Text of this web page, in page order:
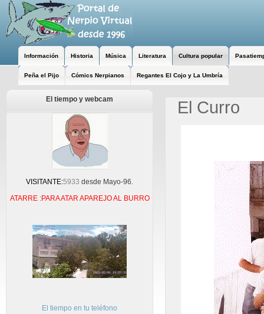
Información Historia Música Literatura Cultura popular
Peña el Pijo Cómics Nerpianos Regantes El Cojo y La Umbría
El tiempo y webcam
VISITANTE:5933 desde Mayo-96.
ATARRE :PARA ATAR APAREJO AL BURRO
El tiempo en tu teléfono
El Curro